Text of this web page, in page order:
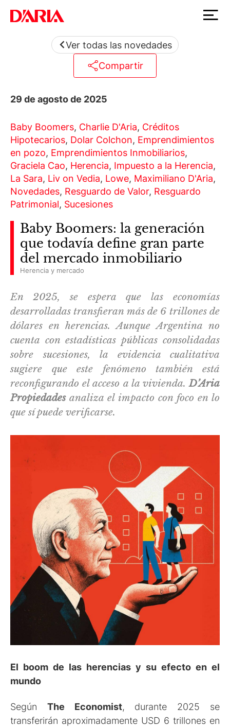
Ver todas las novedades
Compartir
29 de agosto de 2025
Baby Boomers, Charlie D'Aria, Créditos
Hipotecarios, Dolar Colchon, Emprendimientos
en pozo, Emprendimientos Inmobiliarios,
Graciela Cao, Herencia, Impuesto a la Herencia,
La Sara, Liv on Vedia, Lowe, Maximiliano D'Aria,
Novedades, Resguardo de Valor, Resguardo
Patrimonial, Sucesiones
Baby Boomers: la generación
que todavía define gran parte
del mercado inmobiliario
Herencia y mercado
En 2025, se espera que las economías
desarrolladas transfieran más de 6 trillones de
dólares en herencias. Aunque Argentina no
cuenta con estadísticas públicas consolidadas
sobre sucesiones, la evidencia cualitativa
sugiere que este fenómeno también está
reconfigurando el acceso a la vivienda.D’Aria
Propiedadesanaliza el impacto con foco en lo
que sí puede verificarse.
El boom de las herencias y su efecto en el
mundo
Según The Economist, durante 2025 se
transferirán aproximadamente USD 6 trillones en